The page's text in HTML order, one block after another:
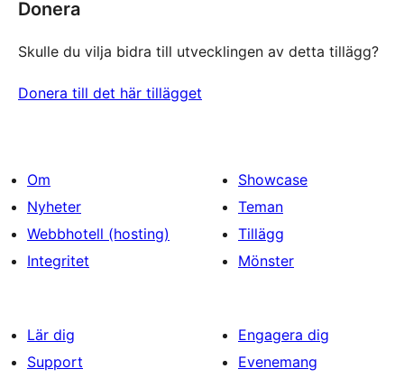
Donera
Skulle du vilja bidra till utvecklingen av detta tillägg?
Donera till det här tillägget
Om
Nyheter
Webbhotell (hosting)
Integritet
Showcase
Teman
Tillägg
Mönster
Lär dig
Support
Engagera dig
Evenemang